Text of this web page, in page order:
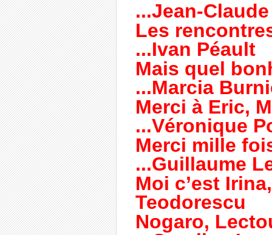
...Jean-
Les
...Ivan Péault
Mais quel
...Marcia
Merci à Eric,
...Véronique
Merci mille
...Guillaume
Moi c’est
Teodorescu
Nogaro,